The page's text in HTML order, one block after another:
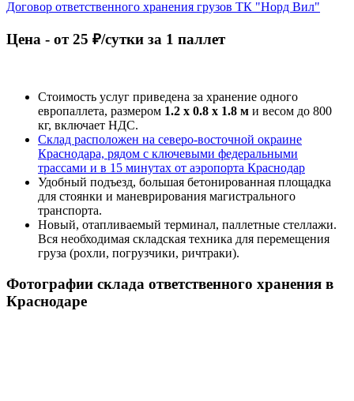
Договор ответственного хранения грузов ТК "Норд Вил"
Цена - от 25 ₽/сутки за 1 паллет
Стоимость услуг приведена за хранение одного
европаллета, размером 1.2 х 0.8 х 1.8 м и весом до 800
кг, включает НДС.
Склад расположен на северо-восточной окраине
Краснодара, рядом с ключевыми федеральными
трассами и в 15 минутах от аэропорта Краснодар
Удобный подъезд, большая бетонированная площадка
для стоянки и маневрирования магистрального
транспорта.
Новый, отапливаемый терминал, паллетные стеллажи.
Вся необходимая складская техника для перемещения
груза (рохли, погрузчики, ричтраки).
Фотографии склада ответственного хранения в
Краснодаре